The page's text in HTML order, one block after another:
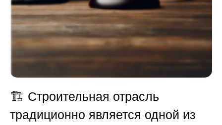
🏗️ Строительная отрасль
традиционно является одной из